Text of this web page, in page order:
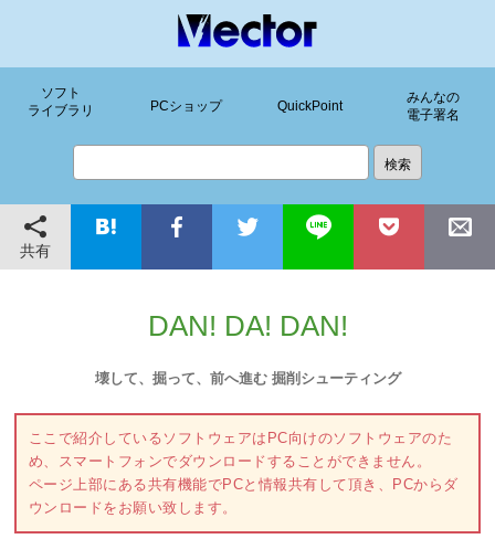
ソフト
ライブラリ
PCショップ QuickPoint
みんなの
電子署名
共有
DAN! DA! DAN!
壊して、掘って、前へ進む 掘削シューティング
ここで紹介しているソフトウェアはPC向けのソフトウェアのた
め、スマートフォンでダウンロードすることができません。
ページ上部にある共有機能でPCと情報共有して頂き、PCからダ
ウンロードをお願い致します。